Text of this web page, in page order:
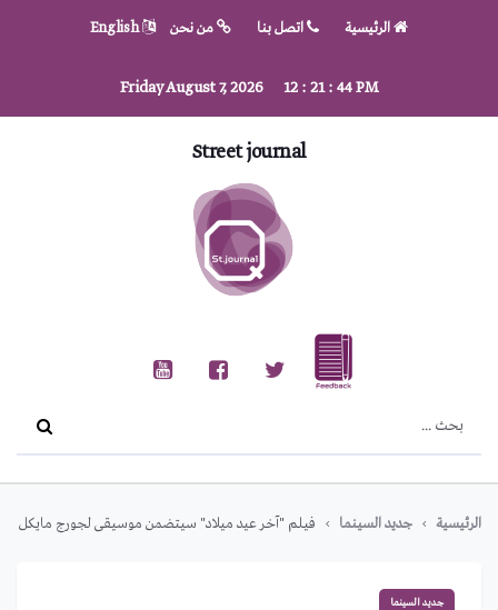
الرئيسية اتصل بنا من نحن English
Friday August 7, 2026 12: 21: 44PM
Street journal
الرئيسية جديد السينما فيلم "آخر عيد ميلاد" سيتضمن موسيقى لجورج مايكل
جديد السينما